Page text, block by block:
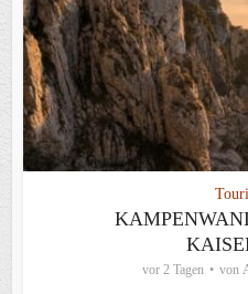
vor 2 Tagen von